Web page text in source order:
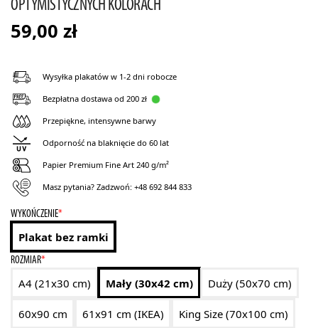
OPTYMISTYCZNYCH KOLORACH
59,00 zł
Wysyłka plakatów w 1-2 dni robocze
Bezpłatna dostawa od 200 zł
Przepiękne, intensywne barwy
Odporność na blaknięcie do 60 lat
Papier Premium Fine Art 240 g/m²
Masz pytania? Zadzwoń: +48 692 844 833
*
WYKOŃCZENIE
Plakat bez ramki
*
ROZMIAR
A4 (21x30 cm) Mały (30x42 cm) Duży (50x70 cm)
60x90 cm 61x91 cm (IKEA) King Size (70x100 cm)